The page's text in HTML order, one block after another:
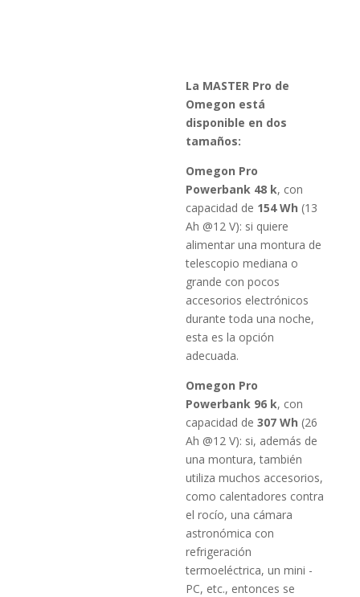
La MASTER Pro de
Omegon está
disponible en dos
tamaños:
Omegon Pro
Powerbank 48 k, con
capacidad de 154 Wh (13
Ah @12 V): si quiere
alimentar una montura de
telescopio mediana o
grande con pocos
accesorios electrónicos
durante toda una noche,
esta es la opción
adecuada.
Omegon Pro
Powerbank 96 k, con
capacidad de307 Wh (26
Ah @12 V): si, además de
una montura, también
utiliza muchos accesorios,
como calentadores contra
el rocío, una cámara
astronómica con
refrigeración
termoeléctrica, un mini -
PC, etc., entonces se